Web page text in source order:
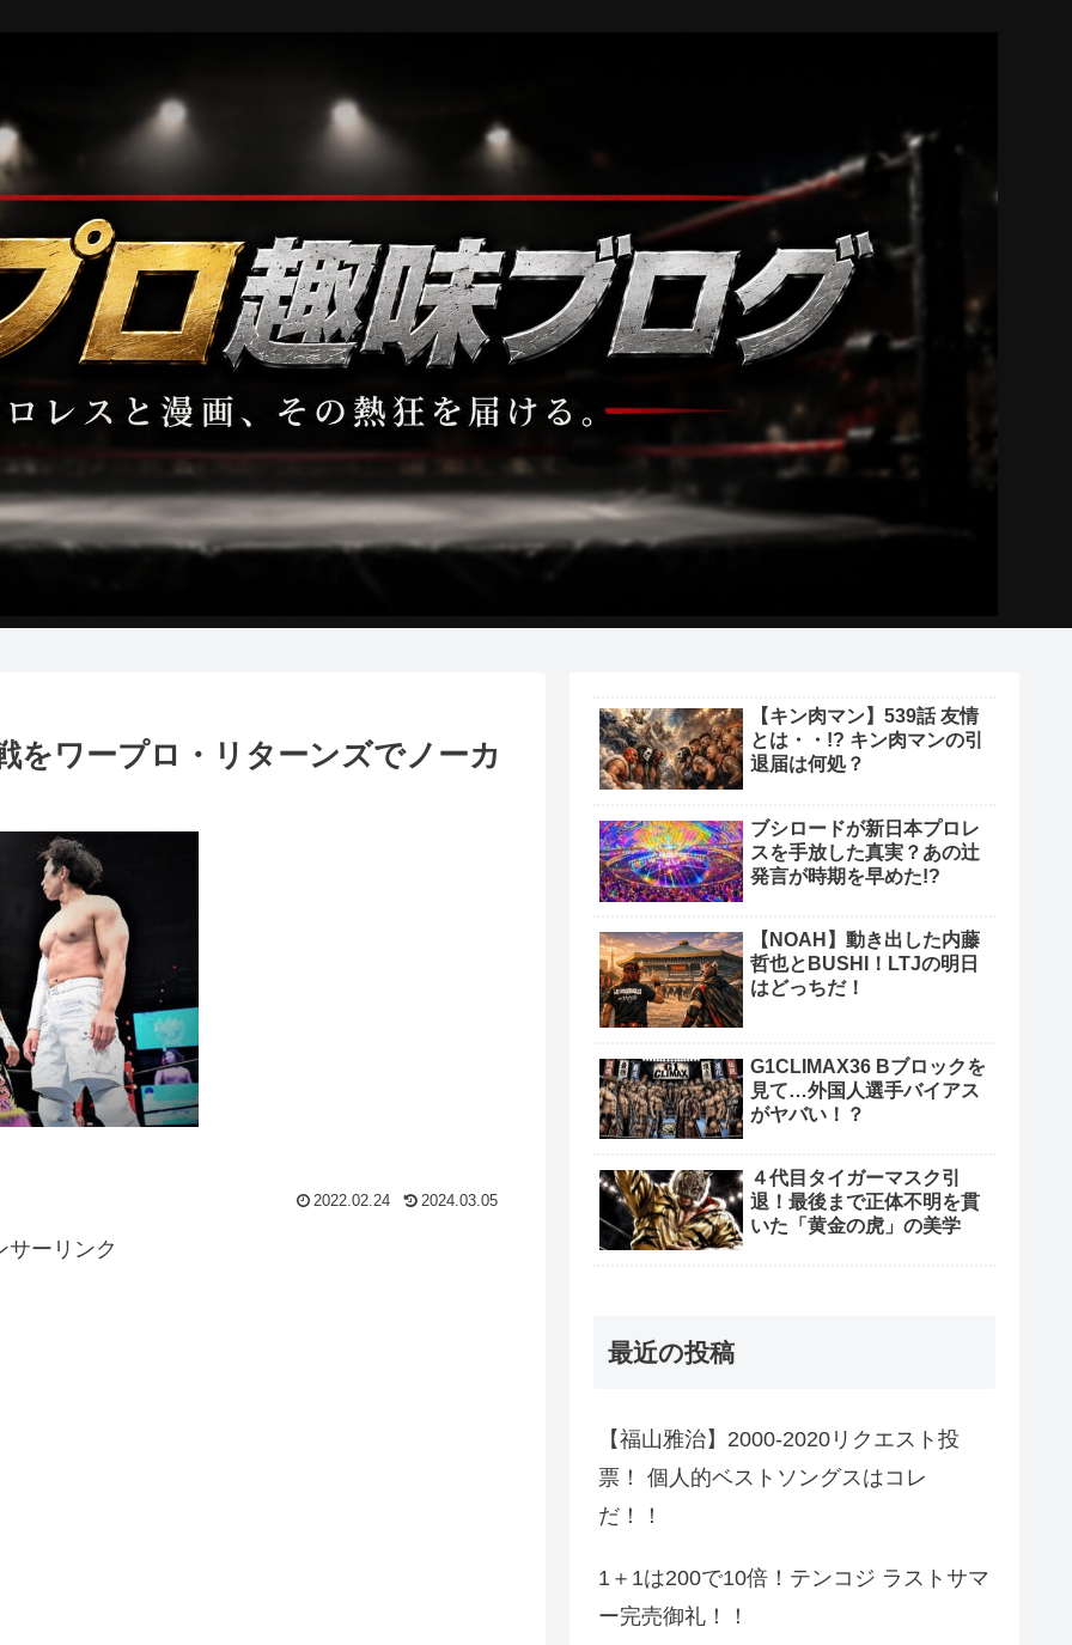
をワープロ・リターンズでノーカ
2022.02.24 2024.03.05
サーリンク
【キン肉マン】539話 友情
とは・・!? キン肉マンの引
退届は何処？
ブシロードが新日本プロレ
スを手放した真実？あの辻
発言が時期を早めた!?
【NOAH】動き出した内藤
哲也とBUSHI！LTJの明日
はどっちだ！
G1CLIMAX36 Bブロックを
見て…外国人選手バイアス
がヤバい！？
４代目タイガーマスク引
退！最後まで正体不明を貫
いた「黄金の虎」の美学
最近の投稿
【福山雅治】2000-2020リクエスト投
票！ 個人的ベストソングスはコレ
だ！！
1＋1は200で10倍！テンコジ ラストサマ
ー完売御礼！！